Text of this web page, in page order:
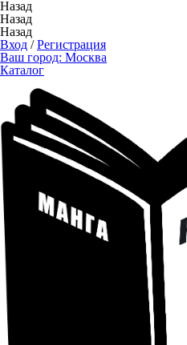
Назад
Назад
Назад
Вход /Регистрация
Ваш город: Москва
Каталог